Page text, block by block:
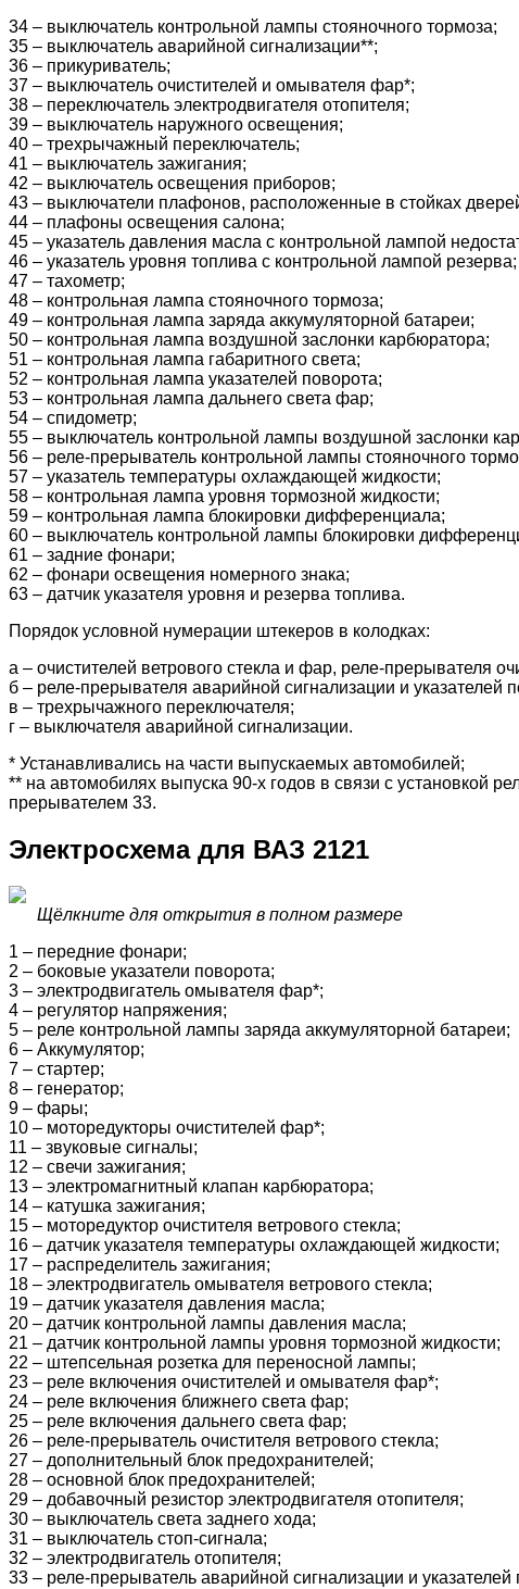
34 – выключатель контрольной лампы стояночного тормоза;
35 – выключатель аварийной сигнализации**;
36 – прикуриватель;
37 – выключатель очистителей и омывателя фар*;
38 – переключатель электродвигателя отопителя;
39 – выключатель наружного освещения;
40 – трехрычажный переключатель;
41 – выключатель зажигания;
42 – выключатель освещения приборов;
43 – выключатели плафонов, расположенные в стойках
44 – плафоны освещения салона;
45 – указатель давления масла с контрольной лампой
46 – указатель уровня топлива с контрольной лампой резерва;
47 – тахометр;
48 – контрольная лампа стояночного тормоза;
49 – контрольная лампа заряда аккумуляторной батареи;
50 – контрольная лампа воздушной заслонки карбюратора;
51 – контрольная лампа габаритного света;
52 – контрольная лампа указателей поворота;
53 – контрольная лампа дальнего света фар;
54 – спидометр;
55 – выключатель контрольной лампы воздушной заслонки
56 – реле-прерыватель контрольной лампы стояночного
57 – указатель температуры охлаждающей жидкости;
58 – контрольная лампа уровня тормозной жидкости;
59 – контрольная лампа блокировки дифференциала;
60 – выключатель контрольной лампы блокировки
61 – задние фонари;
62 – фонари освещения номерного знака;
63 – датчик указателя уровня и резерва топлива.
Порядок условной нумерации штекеров в колодках:
а – очистителей ветрового стекла и фар, реле-прерывателя
б – реле-прерывателя аварийной сигнализации и указателей
в – трехрычажного переключателя;
г – выключателя аварийной сигнализации.
* Устанавливались на части выпускаемых автомобилей;
** на автомобилях выпуска 90-х годов в связи с установкой
прерывателем 33.
Электросхема для ВАЗ 2121
Щёлкните для открытия в полном размере
1 – передние фонари;
2 – боковые указатели поворота;
3 – электродвигатель омывателя фар*;
4 – регулятор напряжения;
5 – реле контрольной лампы заряда аккумуляторной батареи;
6 – Аккумулятор;
7 – стартер;
8 – генератор;
9 – фары;
10 – моторедукторы очистителей фар*;
11 – звуковые сигналы;
12 – свечи зажигания;
13 – электромагнитный клапан карбюратора;
14 – катушка зажигания;
15 – моторедуктор очистителя ветрового стекла;
16 – датчик указателя температуры охлаждающей жидкости;
17 – распределитель зажигания;
18 – электродвигатель омывателя ветрового стекла;
19 – датчик указателя давления масла;
20 – датчик контрольной лампы давления масла;
21 – датчик контрольной лампы уровня тормозной жидкости;
22 – штепсельная розетка для переносной лампы;
23 – реле включения очистителей и омывателя фар*;
24 – реле включения ближнего света фар;
25 – реле включения дальнего света фар;
26 – реле-прерыватель очистителя ветрового стекла;
27 – дополнительный блок предохранителей;
28 – основной блок предохранителей;
29 – добавочный резистор электродвигателя отопителя;
30 – выключатель света заднего хода;
31 – выключатель стоп-сигнала;
32 – электродвигатель отопителя;
33 – реле-прерыватель аварийной сигнализации и указателей